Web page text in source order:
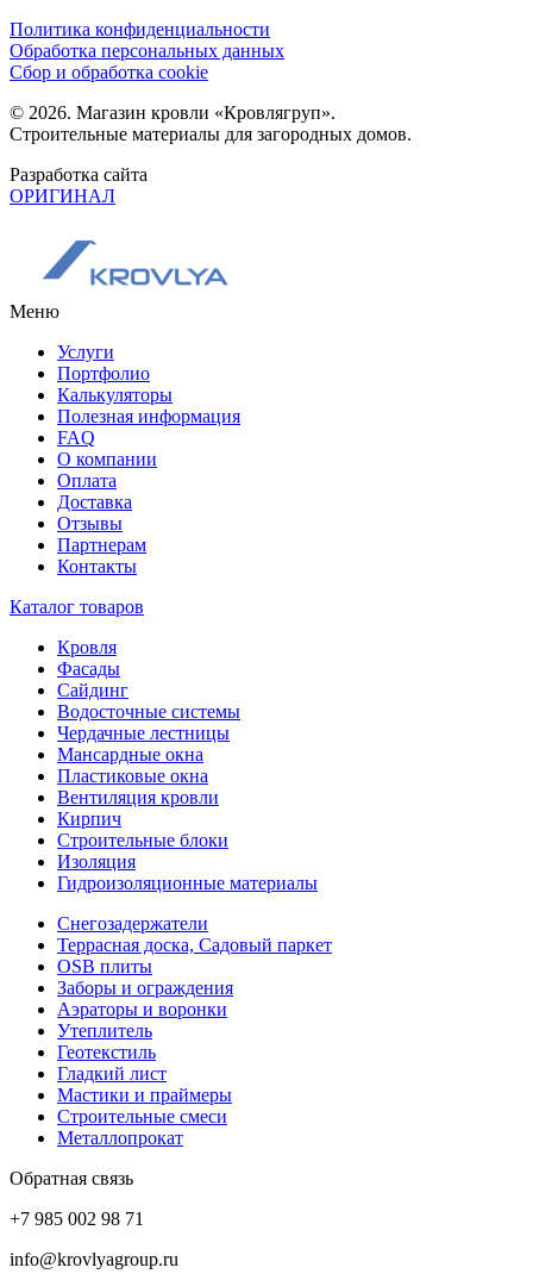
Политика конфиденциальности
Обработка персональных данных
Сбор и обработка cookie
© 2026. Магазин кровли «Кровлягруп».
Строительные материалы для загородных домов.
Разработка сайта
ОРИГИНАЛ
Меню
Услуги
Портфолио
Калькуляторы
Полезная информация
FAQ
О компании
Оплата
Доставка
Отзывы
Партнерам
Контакты
Каталог товаров
Кровля
Фасады
Сайдинг
Водосточные системы
Чердачные лестницы
Мансардные окна
Пластиковые окна
Вентиляция кровли
Кирпич
Строительные блоки
Изоляция
Гидроизоляционные материалы
Снегозадержатели
Террасная доска, Садовый паркет
OSB плиты
Заборы и ограждения
Аэраторы и воронки
Утеплитель
Геотекстиль
Гладкий лист
Мастики и праймеры
Строительные смеси
Металлопрокат
Обратная связь
+7 985 002 98 71
info@krovlyagroup.ru